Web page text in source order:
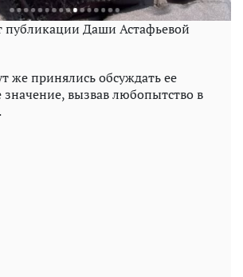
Даши Астафьевой
же принялись обсуждать ее
значение, вызвав любопытство в